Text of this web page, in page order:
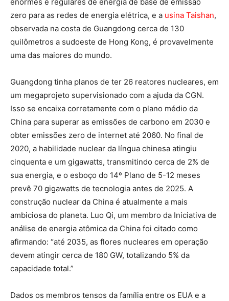
zero para as redes de energia elétrica, e a usina Taishan,
observada na costa de Guangdong cerca de 130
quilômetros a sudoeste de Hong Kong, é provavelmente
uma das maiores do mundo.
Guangdong tinha planos de ter 26 reatores nucleares, em
um megaprojeto supervisionado com a ajuda da CGN.
Isso se encaixa corretamente com o plano médio da
China para superar as emissões de carbono em 2030 e
obter emissões zero de internet até 2060. No final de
2020, a habilidade nuclear da língua chinesa atingiu
cinquenta e um gigawatts, transmitindo cerca de 2% de
sua energia, e o esboço do 14º Plano de 5-12 meses
prevê 70 gigawatts de tecnologia antes de 2025. A
construção nuclear da China é atualmente a mais
ambiciosa do planeta. Luo Qi, um membro da Iniciativa de
análise de energia atômica da China foi citado como
afirmando: “até 2035, as flores nucleares em operação
devem atingir cerca de 180 GW, totalizando 5% da
capacidade total.”
Dados os membros tensos da família entre os EUA e a